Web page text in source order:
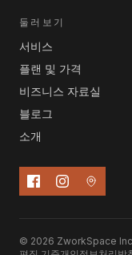
둘러보기
서비스
플랜 및 가격
비즈니스 자료실
블로그
소개
© 2026 ZworkSpace